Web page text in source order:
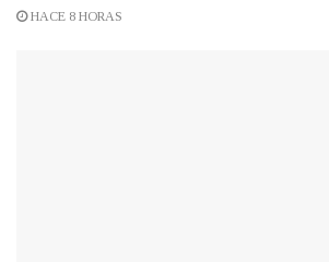
HACE 8 HORAS